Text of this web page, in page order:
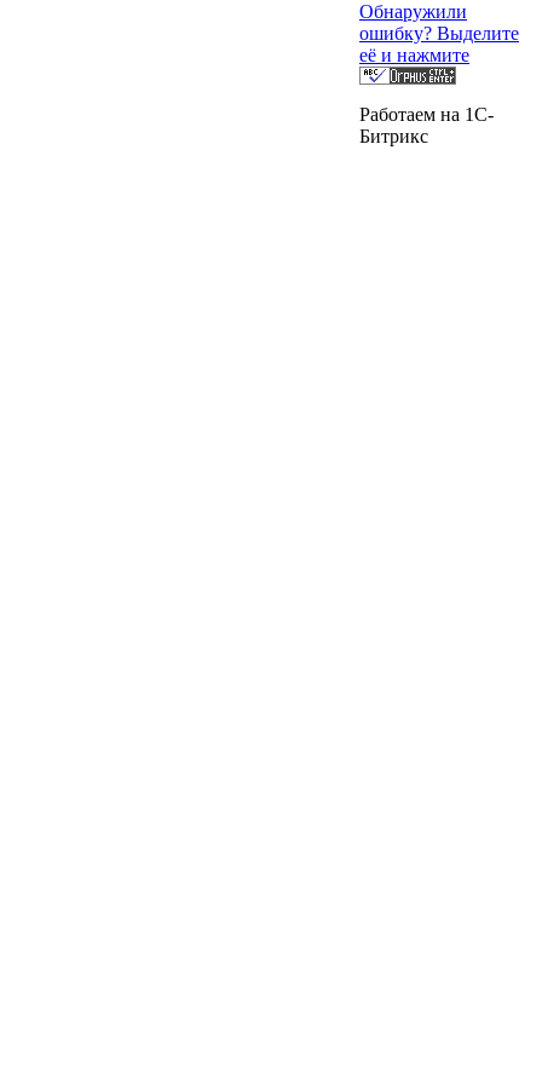
Обнаружили
ошибку? Выделите
её и нажмите
Работаем на 1C-
Битрикс